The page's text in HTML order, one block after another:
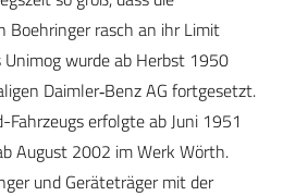
Boehringer rasch an ihr Limit
Unimog wurde ab Herbst 1950
Daimler‑Benz AG fortgesetzt.
erfolgte ab Juni 1951
August 2002 im Werk Wörth.
und Geräteträger mit der